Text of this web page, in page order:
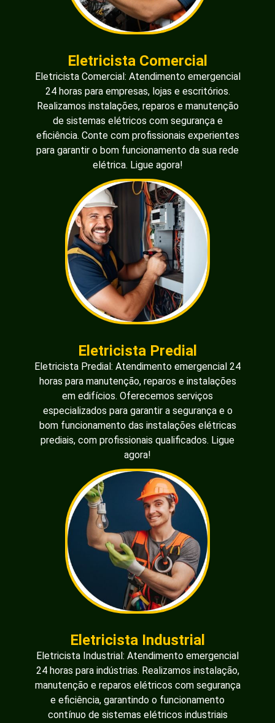
Eletricista Comercial
Eletricista Comercial: Atendimento emergencial
24 horas para empresas, lojas e escritórios.
Realizamos instalações, reparos e manutenção
de sistemas elétricos com segurança e
eficiência. Conte com profissionais experientes
para garantir o bom funcionamento da sua rede
elétrica. Ligue agora!
Eletricista Predial
Eletricista Predial: Atendimento emergencial 24
horas para manutenção, reparos e instalações
em edifícios. Oferecemos serviços
especializados para garantir a segurança e o
bom funcionamento das instalações elétricas
prediais, com profissionais qualificados. Ligue
agora!
Eletricista Industrial
Eletricista Industrial: Atendimento emergencial
24 horas para indústrias. Realizamos instalação,
manutenção e reparos elétricos com segurança
e eficiência, garantindo o funcionamento
contínuo de sistemas elétricos industriais